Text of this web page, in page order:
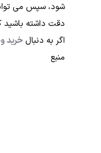
‌شود، سپس می
دقت داشته باشید
اگر به دنبال خرید
منبع